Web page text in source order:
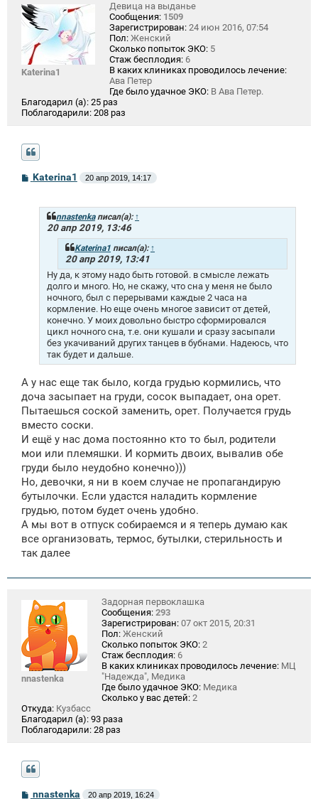
Katerina1
Девица на выданье
Сообщения: 1509
Зарегистрирован: 24 июн 2016, 07:54
Пол: Женский
Сколько попыток ЭКО: 5
Стаж бесплодия: 6
В каких клиниках проводилось лечение:
Ава Петер
Где было удачное ЭКО: В Ава Петер.
Благодарил (а): 25 раз
Поблагодарили: 208 раз
СKaterina1 20 апр 2019, 14:17
nnastenkaписал(а): ↑
20 апр 2019, 13:46
Katerina1 писал(а): ↑
20 апр 2019, 13:41
Ну да, к этому надо быть готовой. в смысле лежать
долго и много. Но, не скажу, что сна у меня не было
ночного, был с перерывами каждые 2 часа на
кормление. Но еще очень многое зависит от детей,
конечно. У моих довольно быстро сформировался
цикл ночного сна, т.е. они кушали и сразу засыпали
без укачиваний других танцев в бубнами. Надеюсь, что
так будет и дальше.
А у нас еще так было, когда грудью кормились, что
доча засыпает на груди, сосок выпадает, она орет.
Пытаешься соской заменить, орет. Получается грудь
вместо соски.
И ещё у нас дома постоянно кто то был, родители
мои или племяшки. И кормить двоих, вывалив обе
груди было неудобно конечно)))
Но, девочки, я ни в коем случае не пропагандирую
бутылочки. Если удастся наладить кормление
грудью, потом будет очень удобно.
А мы вот в отпуск собираемся и я теперь думаю как
все организовать, термос, бутылки, стерильность и
так далее
nnastenka
Задорная первоклашка
Сообщения: 293
Зарегистрирован: 07 окт 2015, 20:31
Пол: Женский
Сколько попыток ЭКО: 2
Стаж бесплодия: 6
В каких клиниках проводилось лечение: МЦ
"Надежда", Медика
Где было удачное ЭКО: Медика
Сколько у вас детей: 2
Откуда: Кузбасс
Благодарил (а): 93 раза
Поблагодарили: 28 раз
Сnnastenka 20 апр 2019, 16:24